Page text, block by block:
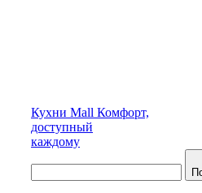
Кухни Mall Комфорт,
доступный
каждому